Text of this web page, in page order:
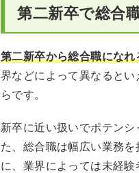
第二新卒で総合
第二新卒から総合職にな
界などによって異なると
らです。
新卒に近い扱いでポテン
た、総合職は幅広い業務
に、業界によっては未経